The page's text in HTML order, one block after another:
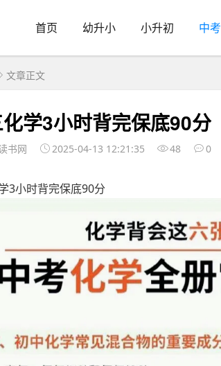
首页 幼升小 小升初 中考
文章正文
学3小时背完保底90分
书网 2025-04-13 12:21:35 48 0
3小时背完保底90分